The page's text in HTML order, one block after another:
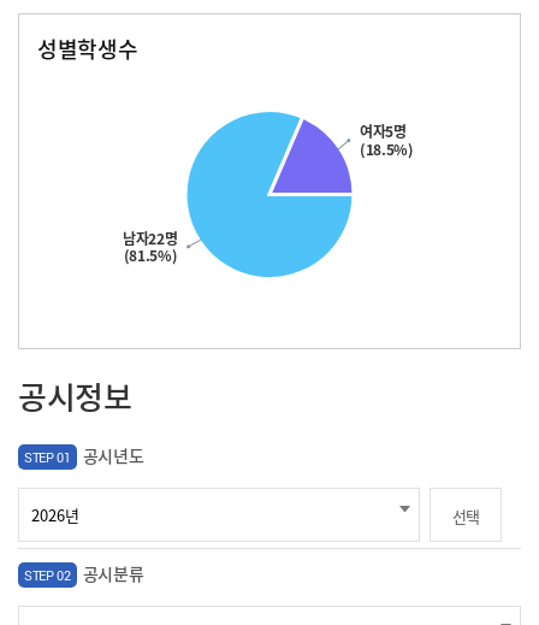
성별학생수
남자22명
(81.5%)
여자5명
(18.5%)
공시정보
STEP 01 공시년도
선택
STEP 02 공시분류